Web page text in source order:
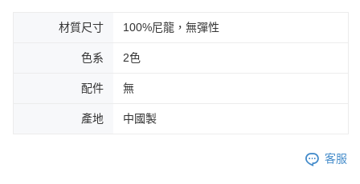
材質尺寸 100%尼龍，無彈性
色系 2色
配件 無
產地 中國製
客服